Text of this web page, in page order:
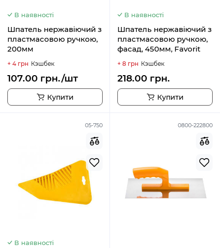
В наявності
Шпатель нержавіючий з
пластмасовою ручкою,
200мм
+ 4 грн Кэшбек
107.00 грн./шт
Купити
В наявності
Шпатель нержавіючий з
пластмасовою ручкою,
фасад, 450мм, Favorit
+ 8 грн Кэшбек
218.00 грн.
Купити
05-750
В наявності
0800-222800